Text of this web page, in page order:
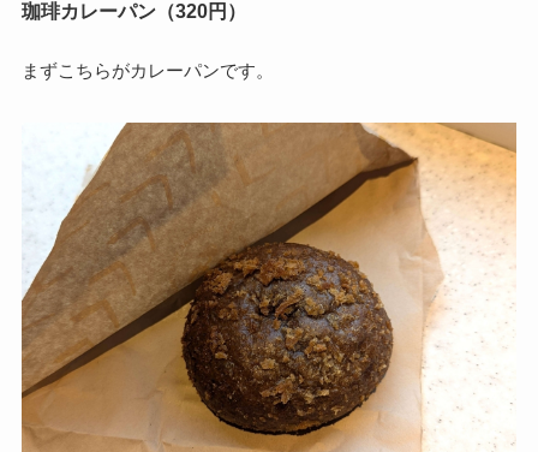
珈琲カレーパン（320円）
まずこちらがカレーパンです。